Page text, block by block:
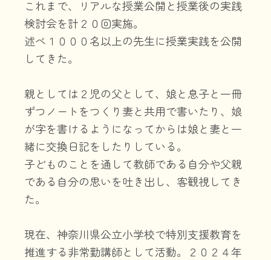
これまで、
リアルな授業公開と授業後の実践
検討会を計２０回実施。
述べ１０ ００名以上の先生に授業実践を公開
してきた。
親としては２児の父として、娘と息子と一冊
ずつノートをつくり妻と共用で書いたり、娘
が字を書けるようになってからは娘と妻と一
緒に交換日記をしたりしている。
子どものことを通して教師である 自分や父親
である自分の思いを吐き出し、客観視してき
た。
現在、神奈川県公立小学校で特別支援教育を
推進する非常勤講師と して活動。２０２４年